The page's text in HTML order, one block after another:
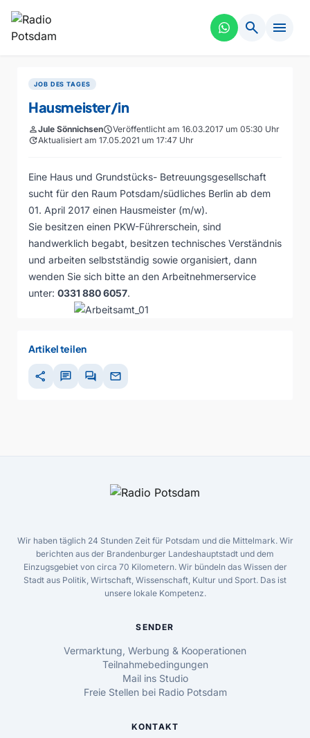
search menu
JOB DES TAGES
Hausmeister/in
personJule SönnichsenscheduleVeröffentlicht am 16.03.2017 um 05:30 Uhr
updateAktualisiert am 17.05.2021 um 17:47 Uhr
Eine Haus und Grundstücks- Betreuungsgesellschaft
sucht für den Raum Potsdam/südliches Berlin ab dem
01. April 2017 einen Hausmeister (m/w).
Sie besitzen einen PKW-Führerschein, sind
handwerklich begabt, besitzen technisches Verständnis
und arbeiten selbstständig sowie organisiert, dann
wenden Sie sich bitte an den Arbeitnehmerservice
unter: 0331 880 6057.
Artikel teilen
share chat forum mail
Wir haben täglich 24 Stunden Zeit für Potsdam und die Mittelmark. Wir
berichten aus der Brandenburger Landeshauptstadt und dem
Einzugsgebiet von circa 70 Kilometern. Wir bündeln das Wissen der
Stadt aus Politik, Wirtschaft, Wissenschaft, Kultur und Sport. Das ist
unsere lokale Kompetenz.
SENDER
Vermarktung, Werbung & Kooperationen
Teilnahmebedingungen
Mail ins Studio
Freie Stellen bei Radio Potsdam
KONTAKT